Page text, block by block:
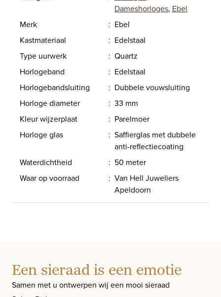
Dameshorloges, Ebel
Merk
: Ebel
Kastmateriaal
: Edelstaal
Type uurwerk
: Quartz
Horlogeband
: Edelstaal
Horlogebandsluiting
: Dubbele vouwsluiting
Horloge diameter
: 33 mm
Kleur wijzerplaat
: Parelmoer
Horloge glas
: Saffierglas met dubbele
anti-reflectiecoating
Waterdichtheid
: 50 meter
Waar op voorraad
: Van Hell Juweliers
Apeldoorn
Een sieraad is een emotie
Samen met u ontwerpen wij een mooi sieraad